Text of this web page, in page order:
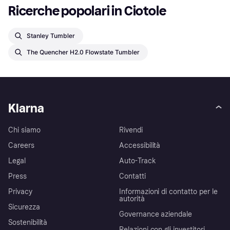
Ricerche popolari in Ciotole
Stanley Tumbler
The Quencher H2.0 Flowstate Tumbler
Klarna
Chi siamo
Careers
Legal
Press
Privacy
Sicurezza
Sostenibilità
Rivendi
Accessibilità
Auto-Track
Contatti
Informazioni di contatto per le
autorità
Governance aziendale